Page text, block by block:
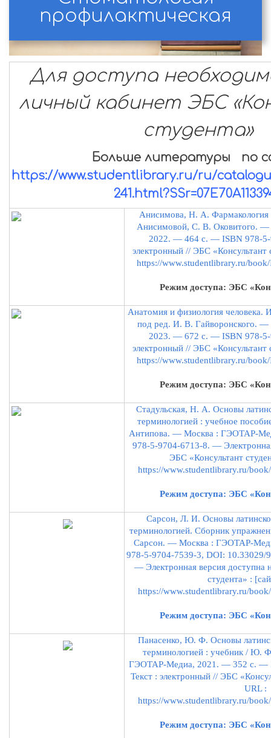
профилактическая
Для доступа
личный кабинет ЭБС
студента»
Больше литературы
по
https://www.studentlibrary.ru/ru/
Анисимова, Н. А.
Анисимовой, С. В. Оковитого.
2022. — 464 с. — ISBN 978-
электронный // ЭБС
https://www.studentlibrary.ru/
Режим доступа: ЭБС
Анатомия и физиология человека.
под ред. И. В. Гайворонского.
2023. — 672 с. — ISBN 978-
электронный // ЭБС
https://www.studentlibrary.ru/
Режим доступа: ЭБС
Стадульская, Н. А. Основы
терминологией : учебное
Антипова. — Москва : ГЭОТАР-
978-5-9704-6713-8. —
ЭБС «Консультант
https://www.studentlibrary.ru/
Режим доступа: ЭБС
Сарсон, Л. И. Основы
терминологией. Сборник
Сарсон. — Москва : ГЭОТАР-
978-5-9704-7539-3, DOI: 10.33029/
— Электронная версия доступна
студента» :
https://www.studentlibrary.ru/
Режим доступа: ЭБС
Панасенко, Ю. Ф. Основы
терминологией : учебник / Ю.
ГЭОТАР-Медиа, 2021. — 352 с. —
Текст : электронный // ЭБС
URL :
https://www.studentlibrary.ru/
Режим доступа: ЭБС